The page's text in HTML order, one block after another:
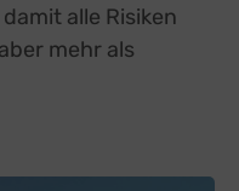
alle Risiken
mehr als